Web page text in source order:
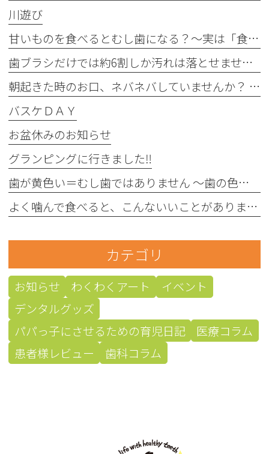
川遊び
甘いものを食べるとむし歯になる？〜実は「食べる回数」がポイントです〜
歯ブラシだけでは約6割しか汚れは落とせません〜フロスや歯間ブラシが大切な理由〜
朝起きた時のお口、ネバネバしていませんか？ 〜実は細菌が増えているサインかもしれません〜
バスケＤＡＹ
お盆休みのお知らせ
グランピングに行きました‼︎
歯が黄色い＝むし歯ではありません 〜歯の色にはさまざまな原因があります〜
よく噛んで食べると、こんないいことがあります！
カテゴリ
お知らせ わくわくアート
イベント
デンタルグッズ
パパっ子にさせるための育児日記
医療コラム
患者様レビュー
歯科コラム